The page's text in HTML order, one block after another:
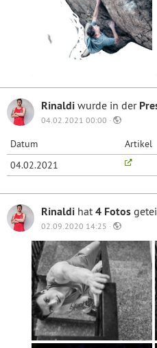
Rinaldi wurde in der
04.02.2021 00:00 ·
Datum Artikel
04.02.2021
Rinaldi hat 4 Fotos
02.09.2020 14:25 ·